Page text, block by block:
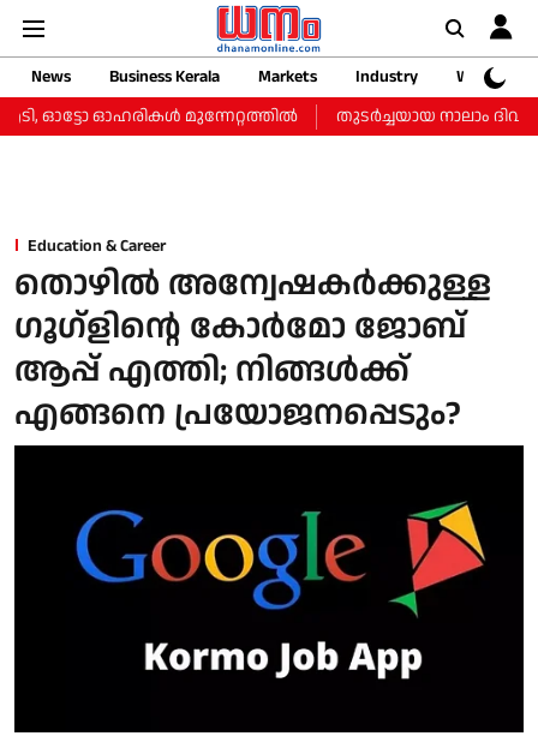
News Business Kerala Markets Industry
Web
ഓട്ടോ ഓഹരികള്‍ മുന്നേറ്റത്തില്‍
തുടർച്ചയായ നാലാം
Education & Career
തൊഴില്‍ അന്വേഷകര്‍ക്കുള്ള
ഗൂഗ്‌ളിന്റെ കോര്‍മോ ജോബ്
ആപ്പ് എത്തി; നിങ്ങള്‍ക്ക്
എങ്ങനെ പ്രയോജനപ്പെടും?